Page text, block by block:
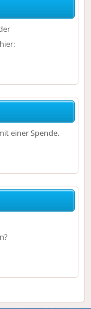
einer Spende.